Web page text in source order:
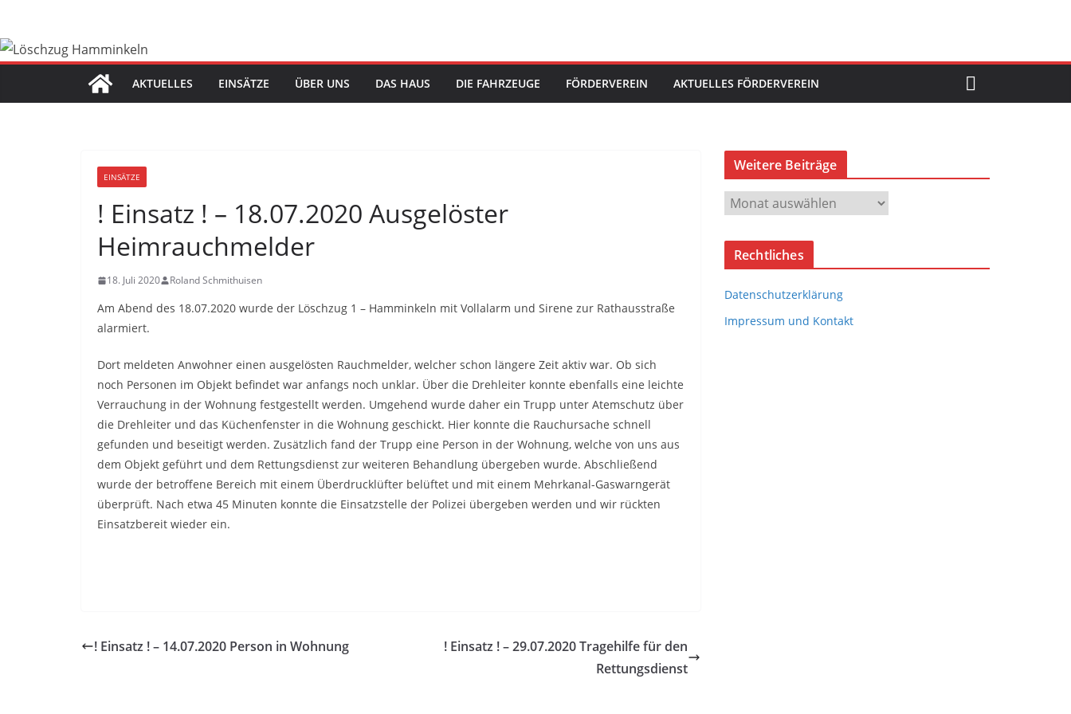
springen
AKTUELLES EINSÄTZE ÜBER UNS DAS HAUS DIE FAHRZEUGE FÖRDERVEREIN AKTUELLES FÖRDERVEREIN
EINSÄTZE
! Einsatz ! – 18.07.2020 Ausgelöster
Heimrauchmelder
18. Juli 2020 Roland Schmithuisen
Am Abend des 18.07.2020 wurde der Löschzug 1 – Hamminkeln mit Vollalarm und Sirene zur Rathausstraße
alarmiert.
Dort meldeten Anwohner einen ausgelösten Rauchmelder, welcher schon längere Zeit aktiv war. Ob sich
noch Personen im Objekt befindet war anfangs noch unklar. Über die Drehleiter konnte ebenfalls eine leichte
Verrauchung in der Wohnung festgestellt werden. Umgehend wurde daher ein Trupp unter Atemschutz über
die Drehleiter und das Küchenfenster in die Wohnung geschickt. Hier konnte die Rauchursache schnell
gefunden und beseitigt werden. Zusätzlich fand der Trupp eine Person in der Wohnung, welche von uns aus
dem Objekt geführt und dem Rettungsdienst zur weiteren Behandlung übergeben wurde. Abschließend
wurde der betroffene Bereich mit einem Überdrucklüfter belüftet und mit einem Mehrkanal-Gaswarngerät
überprüft. Nach etwa 45 Minuten konnte die Einsatzstelle der Polizei übergeben werden und wir rückten
Einsatzbereit wieder ein.
! Einsatz ! – 14.07.2020 Person in Wohnung
! Einsatz ! – 29.07.2020 Tragehilfe für den
Rettungsdienst
Weitere Beiträge
W
e
i
r
e
Rechtliches
Datenschutzerklärung
Impressum und Kontakt